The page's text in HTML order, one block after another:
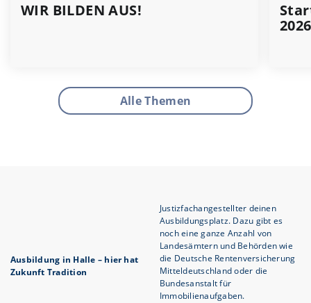
WIR BILDEN AUS!
2026
Alle Themen
Ausbildung in Halle – hier hat
Zukunft Tradition
Justizfachangestellter deinen
Ausbildungsplatz. Dazu gibt es
noch eine ganze Anzahl von
Landesämtern und Behörden wie
die Deutsche Rentenversicherung
Mitteldeutschland oder die
Bundesanstalt für
Immobilienaufgaben.